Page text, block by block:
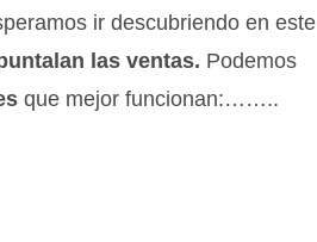
ir descubriendo en este
las ventas. Podemos
que mejor funcionan:……..